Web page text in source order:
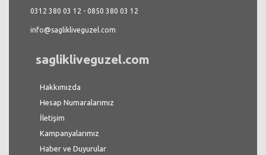
0312 380 03 12 - 0850 380 03 12
info@saglikliveguzel.com
saglikliveguzel.com
Hakkımızda
Hesap Numaralarımız
İletişim
Kampanyalarımız
Haber ve Duyurular